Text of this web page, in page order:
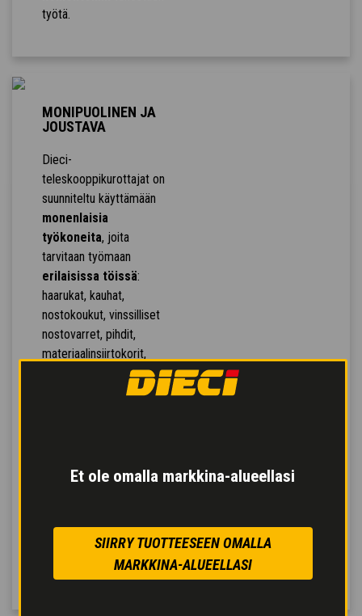
Et ole omalla markkina-alueellasi
SIIRRY TUOTTEESEEN OMALLA
MARKKINA-ALUEELLASI
työtä.
MONIPUOLINEN JA
JOUSTAVA
Dieci-
teleskooppikurottajat on
suunniteltu käyttämään
monenlaisia
työkoneita, joita
tarvitaan työmaan
erilaisissa töissä:
haarukat, kauhat,
nostokoukut, vinssilliset
nostovarret, pihdit,
materiaalinsiirtokorit,
Työkoneen
tunnistaa automaattisesti
siihen kytketyn